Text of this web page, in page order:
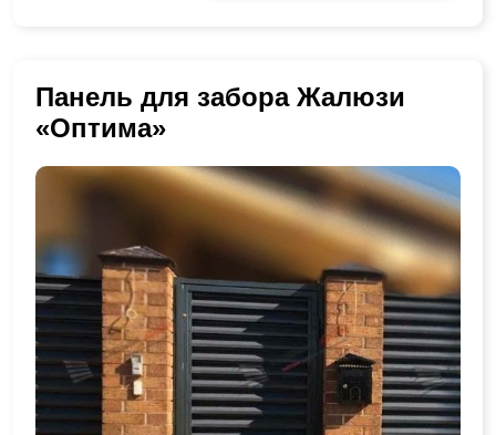
Панель для забора Жалюзи
«Оптима»